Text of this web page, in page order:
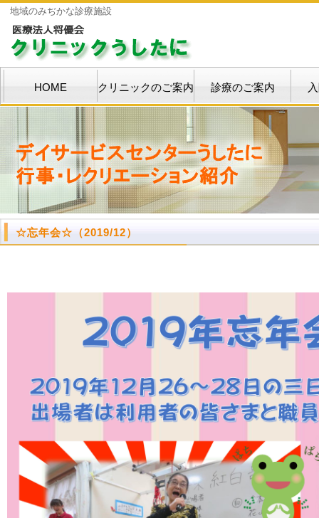
地域のみぢかな診療施設
HOME クリニックのご案内 診療のご案内
☆忘年会☆ （2019/12）